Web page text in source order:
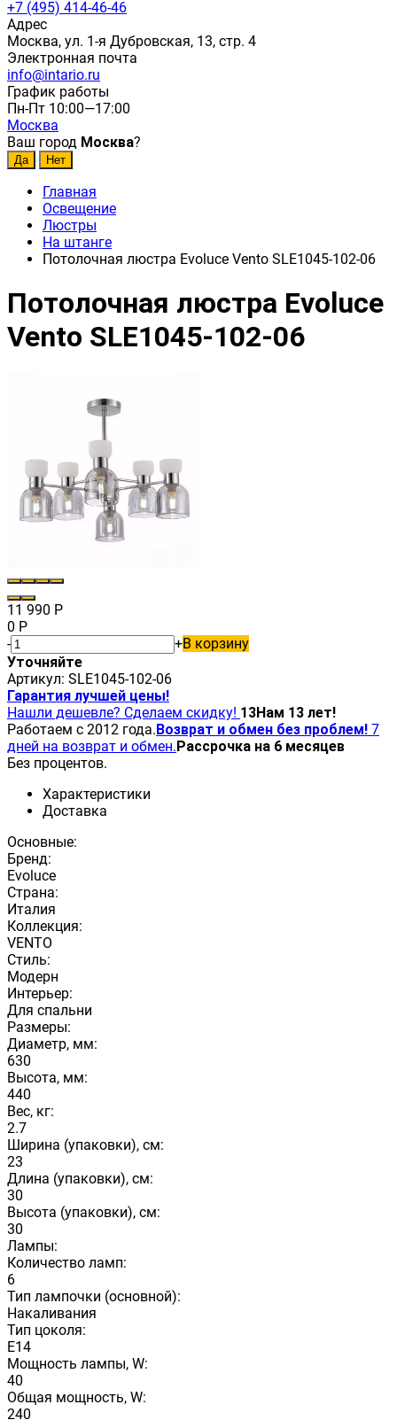
+7 (495) 414-46-46
Адрес
Москва, ул. 1-я Дубровская, 13, стр. 4
Электронная почта
info@intario.ru
График работы
Пн-Пт 10:00—17:00
Москва
Ваш город Москва?
Главная
Освещение
Люстры
На штанге
Потолочная люстра Evoluce Vento SLE1045-102-06
Потолочная люстра Evoluce
Vento SLE1045-102-06
11 990 Р
0 Р
-
+В корзину
Уточняйте
Артикул: SLE1045-102-06
Гарантия лучшей цены!
Нашли дешевле? Сделаем скидку! 13Нам 13 лет!
Работаем с 2012 года.Возврат и обмен без проблем! 7
дней на возврат и обмен.Рассрочка на 6 месяцев
Без процентов.
Характеристики
Доставка
Основные:
Бренд:
Evoluce
Страна:
Италия
Коллекция:
VENTO
Стиль:
Модерн
Интерьер:
Для спальни
Размеры:
Диаметр, мм:
630
Высота, мм:
440
Вес, кг:
2.7
Ширина (упаковки), см:
23
Длина (упаковки), см:
30
Высота (упаковки), см:
30
Лампы:
Количество ламп:
6
Тип лампочки (основной):
Накаливания
Тип цоколя:
E14
Мощность лампы, W:
40
Общая мощность, W:
240